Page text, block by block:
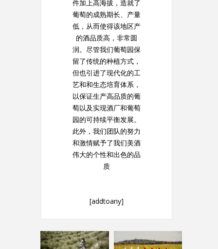
件加上高海拔，造就了
葡萄的成熟期长、产量
低，从而使得该地区产
的酒品质高，非常圆
润。尽管我们葡萄园保
留了传统的种植方式，
但也引进了现代化的工
艺和和生态培育体系，
以保证生产高品质的葡
萄以及实现酒厂和葡萄
园的可持续平衡发展。
此外，我们团队的努力
和激情赋予了我们美酒
伟大的个性和出色的品
质
[addtoany]